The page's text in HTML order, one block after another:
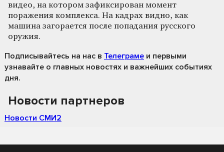
видео, на котором зафиксирован момент
поражения комплекса. На кадрах видно, как
машина загорается после попадания русского
оружия.
Подписывайтесь на нас в Телеграме и первыми
узнавайте о главных новостях и важнейших событиях
дня.
Новости партнеров
Новости СМИ2